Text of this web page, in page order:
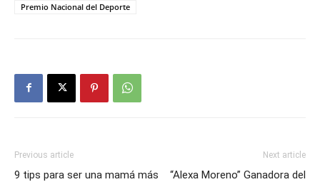
Premio Nacional del Deporte
Previous article
9 tips para ser una mamá más
Next article
“Alexa Moreno” Ganadora del